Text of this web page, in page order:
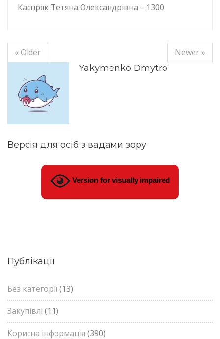
Каспряк Тетяна Олександрівна – 1300
« Older
Newer »
Yakymenko Dmytro
Версія для осіб з вадами зору
Version for visually impaired
Публікації
Без категорії(13)
Закупівлі (11)
Корисна інформація (390)